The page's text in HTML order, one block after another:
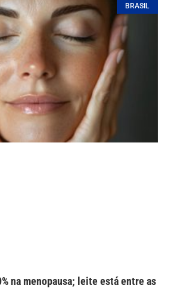
BRASIL
na menopausa; leite está entre as